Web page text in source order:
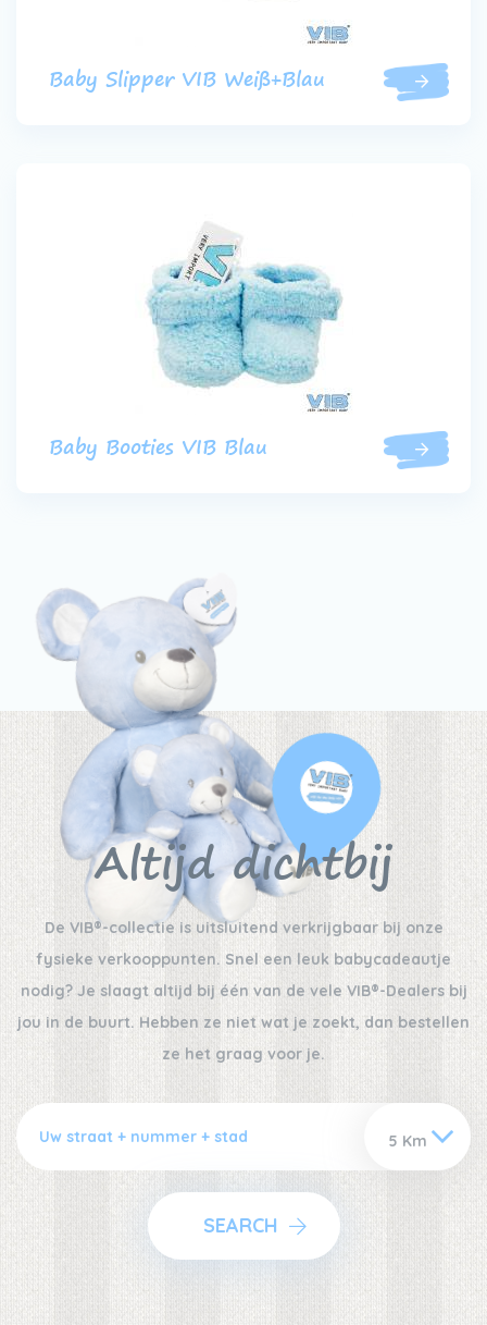
Baby Slipper VIB Weiß+Blau
Baby Booties VIB Blau
Altijd dichtbij
De VIB®-collectie is uitsluitend verkrijgbaar bij onze
fysieke verkooppunten. Snel een leuk babycadeautje
nodig? Je slaagt altijd bij één van de vele VIB®-Dealers bij
jou in de buurt. Hebben ze niet wat je zoekt, dan bestellen
ze het graag voor je.
SEARCH